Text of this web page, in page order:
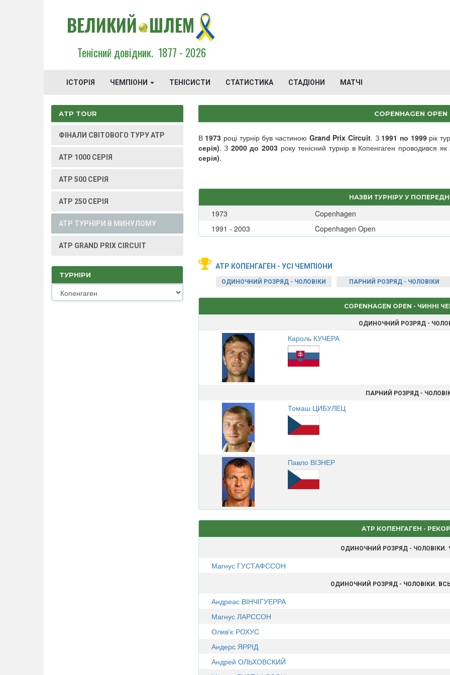
ВЕЛИКИЙ ШЛЕМ
Тенісний довідник. 1877 - 2026
ІСТОРІЯ ЧЕМПІОНИ ТЕНІСИСТИ СТАТИСТИКА СТАДІОНИ МАТЧІ
ATP TOUR
ФІНАЛИ СВІТОВОГО ТУРУ ATP
ATP 1000 СЕРІЯ
ATP 500 СЕРІЯ
ATP 250 СЕРІЯ
ATP ТУРНІРИ В МИНУЛОМУ
ATP GRAND PRIX CIRCUIT
ТУРНІРИ
COPENHAGEN OPEN
В 1973 році турнір був частиною Grand Prix Circuit. З 1991 по 1999рік
серія). З 2000 до 2003 року тенісний турнір в Копенгаген проводився
серія).
НАЗВИ ТУРНІРУ У
1973
Copenhagen
1991 - 2003
Copenhagen Open
ATP КОПЕНГАГЕН - УСІ ЧЕМПІОНИ
ОДИНОЧНИЙ РОЗРЯД - ЧОЛОВІКИ ПАРНИЙ РОЗРЯД - ЧОЛОВІКИ
COPENHAGEN OPEN - ЧИННІ
ОДИНОЧНИЙ РОЗРЯД -
Кароль КУЧЕРА
ПАРНИЙ РОЗРЯД -
Томаш ЦИБУЛЕЦ
Павло ВІЗНЕР
ATP КОПЕНГАГЕН -
ОДИНОЧНИЙ РОЗРЯД - ЧОЛОВІКИ.
Магнус ГУСТАФССОН
ОДИНОЧНИЙ РОЗРЯД - ЧОЛОВІКИ.
Андреас ВІНЧІГУЕРРА
Магнус ЛАРССОН
Олив'є РОХУС
Андерс ЯРРІД
Андрей ОЛЬХОВСКИЙ